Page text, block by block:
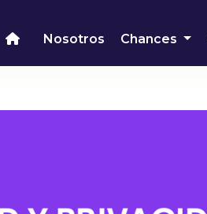
Nosotros Chances